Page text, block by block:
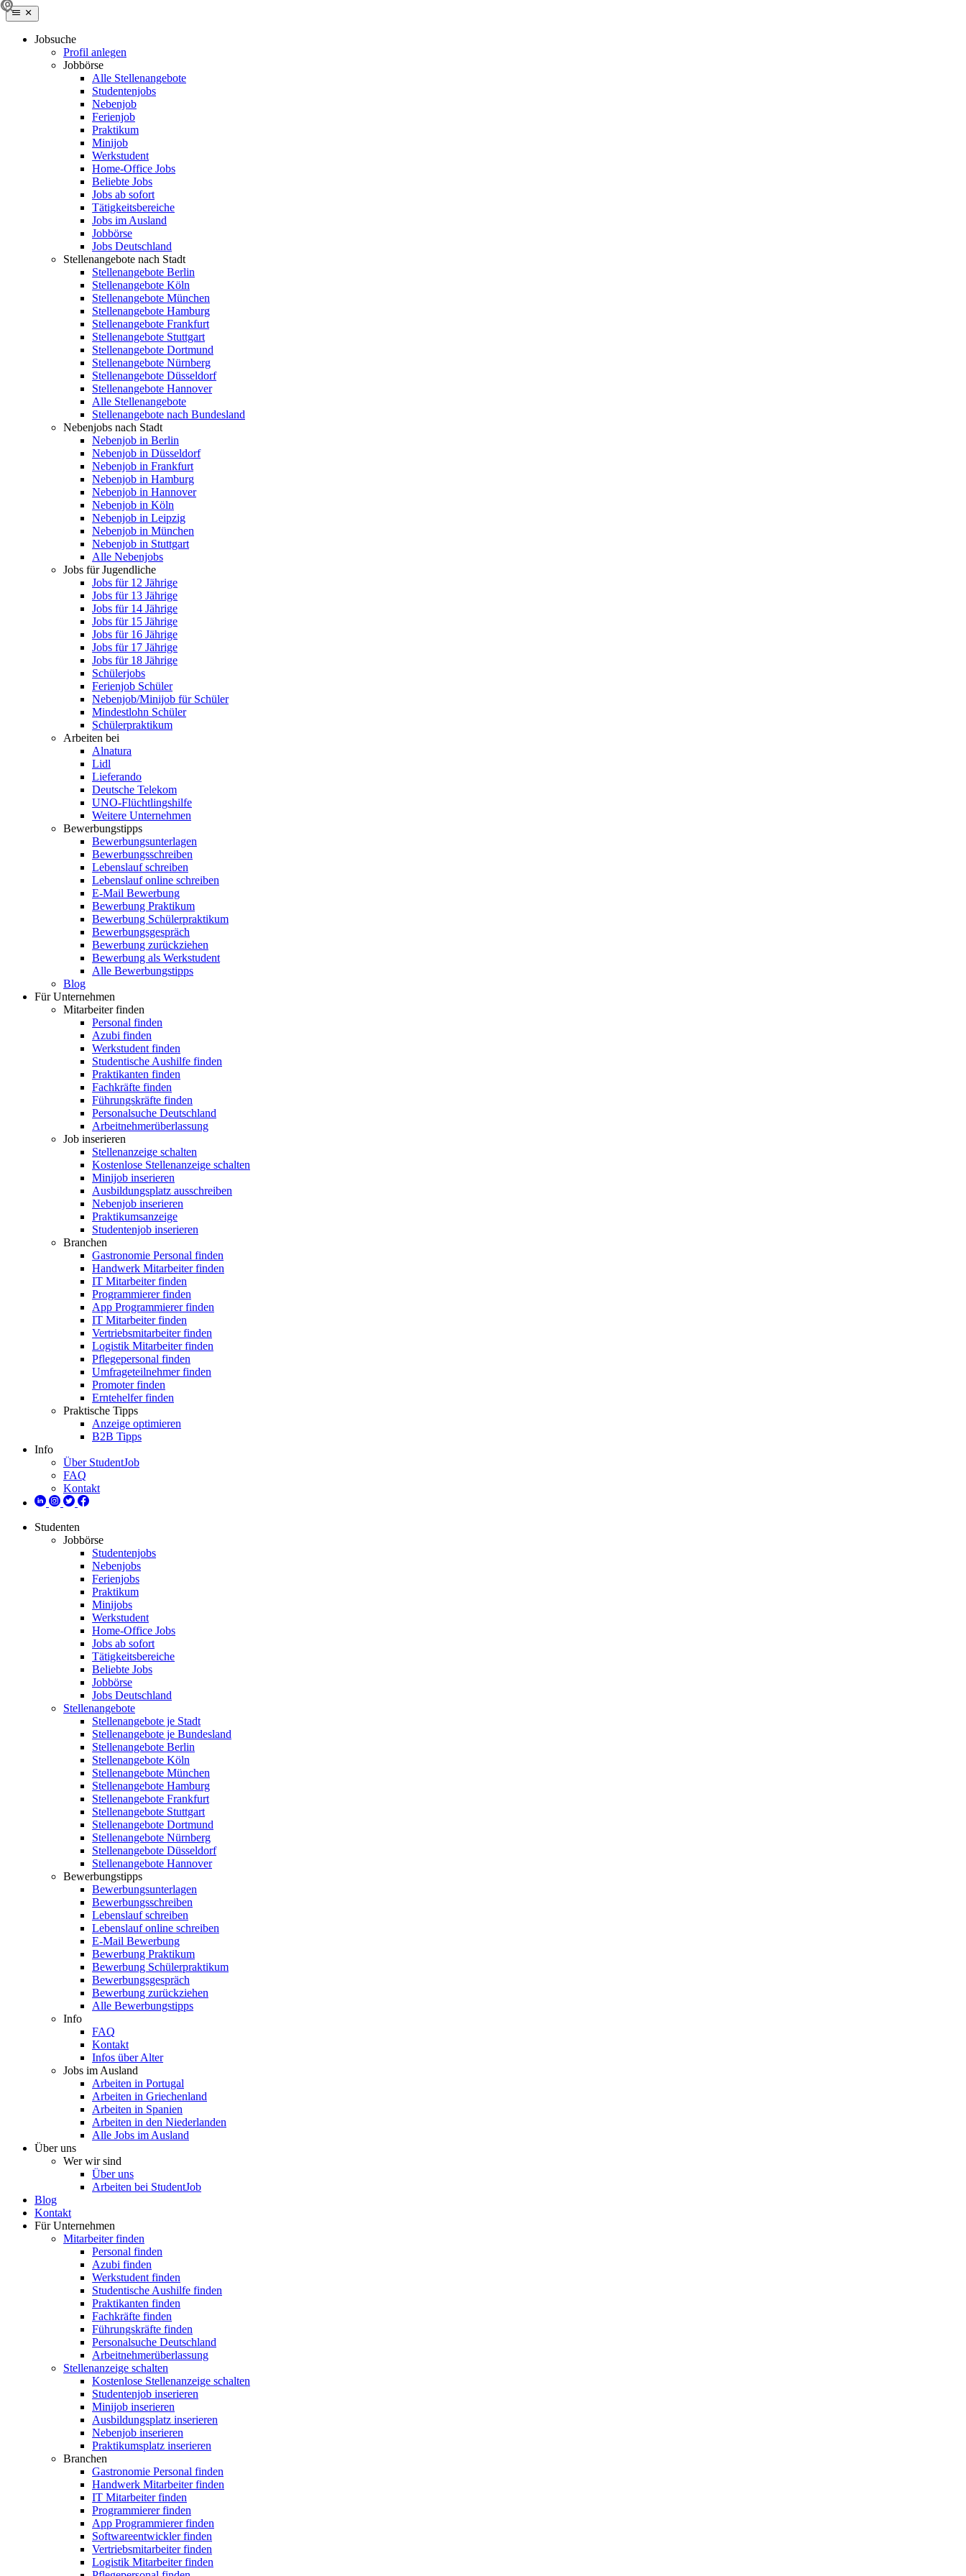
Jobsuche
Profil anlegen
Jobbörse
Alle Stellenangebote
Studentenjobs
Nebenjob
Ferienjob
Praktikum
Minijob
Werkstudent
Home-Office Jobs
Beliebte Jobs
Jobs ab sofort
Tätigkeitsbereiche
Jobs im Ausland
Jobbörse
Jobs Deutschland
Stellenangebote nach Stadt
Stellenangebote Berlin
Stellenangebote Köln
Stellenangebote München
Stellenangebote Hamburg
Stellenangebote Frankfurt
Stellenangebote Stuttgart
Stellenangebote Dortmund
Stellenangebote Nürnberg
Stellenangebote Düsseldorf
Stellenangebote Hannover
Alle Stellenangebote
Stellenangebote nach Bundesland
Nebenjobs nach Stadt
Nebenjob in Berlin
Nebenjob in Düsseldorf
Nebenjob in Frankfurt
Nebenjob in Hamburg
Nebenjob in Hannover
Nebenjob in Köln
Nebenjob in Leipzig
Nebenjob in München
Nebenjob in Stuttgart
Alle Nebenjobs
Jobs für Jugendliche
Jobs für 12 Jährige
Jobs für 13 Jährige
Jobs für 14 Jährige
Jobs für 15 Jährige
Jobs für 16 Jährige
Jobs für 17 Jährige
Jobs für 18 Jährige
Schülerjobs
Ferienjob Schüler
Nebenjob/Minijob für Schüler
Mindestlohn Schüler
Schülerpraktikum
Arbeiten bei
Alnatura
Lidl
Lieferando
Deutsche Telekom
UNO-Flüchtlingshilfe
Weitere Unternehmen
Bewerbungstipps
Bewerbungsunterlagen
Bewerbungsschreiben
Lebenslauf schreiben
Lebenslauf online schreiben
E-Mail Bewerbung
Bewerbung Praktikum
Bewerbung Schülerpraktikum
Bewerbungsgespräch
Bewerbung zurückziehen
Bewerbung als Werkstudent
Alle Bewerbungstipps
Blog
Für Unternehmen
Mitarbeiter finden
Personal finden
Azubi finden
Werkstudent finden
Studentische Aushilfe finden
Praktikanten finden
Fachkräfte finden
Führungskräfte finden
Personalsuche Deutschland
Arbeitnehmerüberlassung
Job inserieren
Stellenanzeige schalten
Kostenlose Stellenanzeige schalten
Minijob inserieren
Ausbildungsplatz ausschreiben
Nebenjob inserieren
Praktikumsanzeige
Studentenjob inserieren
Branchen
Gastronomie Personal finden
Handwerk Mitarbeiter finden
IT Mitarbeiter finden
Programmierer finden
App Programmierer finden
IT Mitarbeiter finden
Vertriebsmitarbeiter finden
Logistik Mitarbeiter finden
Pflegepersonal finden
Umfrageteilnehmer finden
Promoter finden
Erntehelfer finden
Praktische Tipps
Anzeige optimieren
B2B Tipps
Info
Über StudentJob
FAQ
Kontakt
Studenten
Jobbörse
Studentenjobs
Nebenjobs
Ferienjobs
Praktikum
Minijobs
Werkstudent
Home-Office Jobs
Jobs ab sofort
Tätigkeitsbereiche
Beliebte Jobs
Jobbörse
Jobs Deutschland
Stellenangebote
Stellenangebote je Stadt
Stellenangebote je Bundesland
Stellenangebote Berlin
Stellenangebote Köln
Stellenangebote München
Stellenangebote Hamburg
Stellenangebote Frankfurt
Stellenangebote Stuttgart
Stellenangebote Dortmund
Stellenangebote Nürnberg
Stellenangebote Düsseldorf
Stellenangebote Hannover
Bewerbungstipps
Bewerbungsunterlagen
Bewerbungsschreiben
Lebenslauf schreiben
Lebenslauf online schreiben
E-Mail Bewerbung
Bewerbung Praktikum
Bewerbung Schülerpraktikum
Bewerbungsgespräch
Bewerbung zurückziehen
Alle Bewerbungstipps
Info
FAQ
Kontakt
Infos über Alter
Jobs im Ausland
Arbeiten in Portugal
Arbeiten in Griechenland
Arbeiten in Spanien
Arbeiten in den Niederlanden
Alle Jobs im Ausland
Über uns
Wer wir sind
Über uns
Arbeiten bei StudentJob
Blog
Kontakt
Für Unternehmen
Mitarbeiter finden
Personal finden
Azubi finden
Werkstudent finden
Studentische Aushilfe finden
Praktikanten finden
Fachkräfte finden
Führungskräfte finden
Personalsuche Deutschland
Arbeitnehmerüberlassung
Stellenanzeige schalten
Kostenlose Stellenanzeige schalten
Studentenjob inserieren
Minijob inserieren
Ausbildungsplatz inserieren
Nebenjob inserieren
Praktikumsplatz inserieren
Branchen
Gastronomie Personal finden
Handwerk Mitarbeiter finden
IT Mitarbeiter finden
Programmierer finden
App Programmierer finden
Softwareentwickler finden
Vertriebsmitarbeiter finden
Logistik Mitarbeiter finden